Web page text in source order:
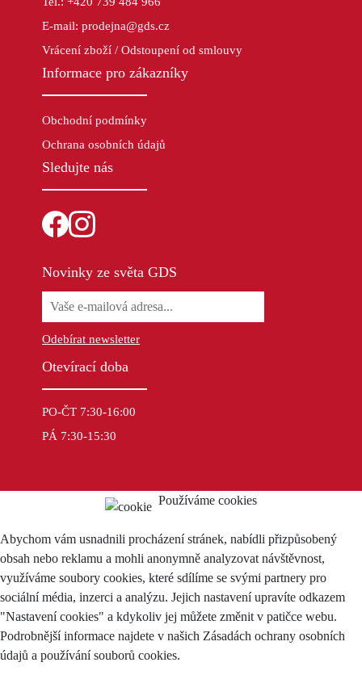
E-mail: prodejna@gds.cz
Vrácení zboží / Odstoupení od smlouvy
Informace pro zákazníky
Obchodní podmínky
Ochrana osobních údajů
Sledujte nás
Novinky ze světa GDS
Odebírat newsletter
Otevírací doba
PO-ČT 7:30-16:00
PÁ 7:30-15:30
Používáme cookies
Abychom vám usnadnili procházení stránek, nabídli přizpůsobený
obsah nebo reklamu a mohli anonymně analyzovat návštěvnost,
využíváme soubory cookies, které sdílíme se svými partnery pro
sociální média, inzerci a analýzu. Jejich nastavení upravíte odkazem
"Nastavení cookies" a kdykoliv jej můžete změnit v patičce webu.
Podrobnější informace najdete v našich Zásadách ochrany osobních
údajů a používání souborů cookies.